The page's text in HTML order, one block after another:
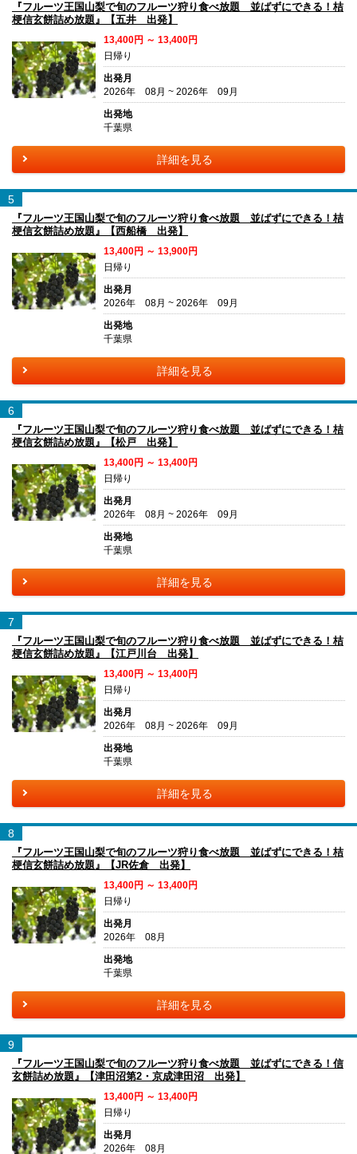
『フルーツ王国山梨で旬のフルーツ狩り食べ放題 並ばずにできる！桔
梗信玄餅詰め放題』【五井 出発】
13,400円 ～ 13,400円
日帰り
出発月
2026年 08月 ~ 2026年 09月
出発地
千葉県
詳細を見る
5
『フルーツ王国山梨で旬のフルーツ狩り食べ放題 並ばずにできる！桔
梗信玄餅詰め放題』【西船橋 出発】
13,400円 ～ 13,900円
日帰り
出発月
2026年 08月 ~ 2026年 09月
出発地
千葉県
詳細を見る
6
『フルーツ王国山梨で旬のフルーツ狩り食べ放題 並ばずにできる！桔
梗信玄餅詰め放題』【松戸 出発】
13,400円 ～ 13,400円
日帰り
出発月
2026年 08月 ~ 2026年 09月
出発地
千葉県
詳細を見る
7
『フルーツ王国山梨で旬のフルーツ狩り食べ放題 並ばずにできる！桔
梗信玄餅詰め放題』【江戸川台 出発】
13,400円 ～ 13,400円
日帰り
出発月
2026年 08月 ~ 2026年 09月
出発地
千葉県
詳細を見る
8
『フルーツ王国山梨で旬のフルーツ狩り食べ放題 並ばずにできる！桔
梗信玄餅詰め放題』【JR佐倉 出発】
13,400円 ～ 13,400円
日帰り
出発月
2026年 08月
出発地
千葉県
詳細を見る
9
『フルーツ王国山梨で旬のフルーツ狩り食べ放題 並ばずにできる！信
玄餅詰め放題』【津田沼第2・京成津田沼 出発】
13,400円 ～ 13,400円
日帰り
出発月
2026年 08月